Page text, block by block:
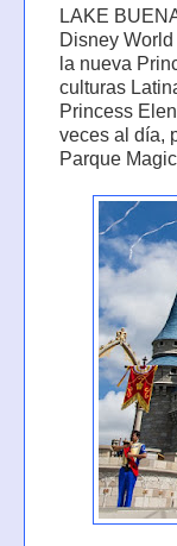
LAKE
Disney
la nueva
culturas
Princess
veces al día,
Parque